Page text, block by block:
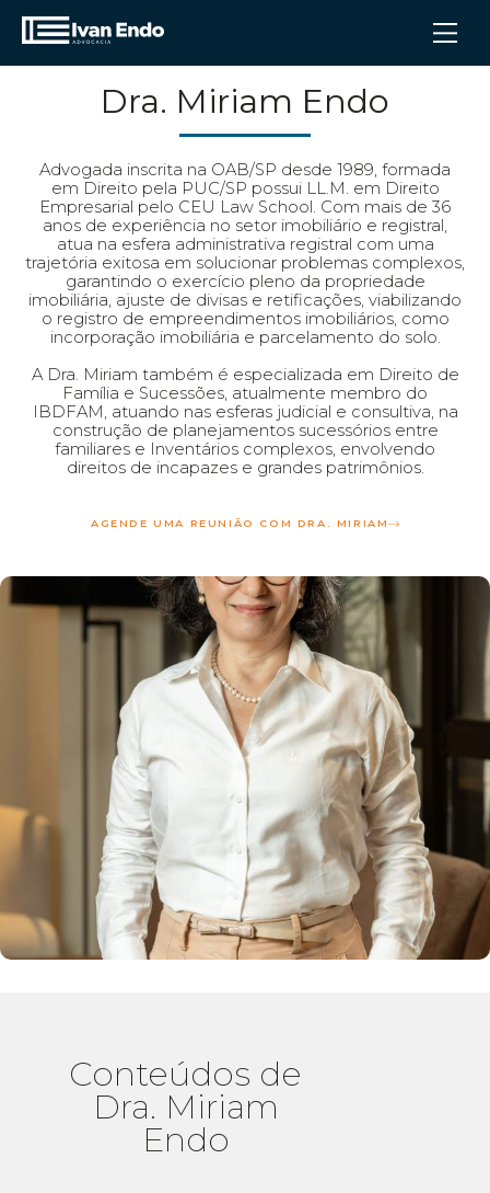
Dra. Miriam Endo
Advogada inscrita na OAB/SP desde 1989, formada
em Direito pela PUC/SP possui LL.M. em Direito
Empresarial pelo CEU Law School. Com mais de 36
anos de experiência no setor imobiliário e registral,
atua na esfera administrativa registral com uma
trajetória exitosa em solucionar problemas complexos,
garantindo o exercício pleno da propriedade
imobiliária, ajuste de divisas e retificações, viabilizando
o registro de empreendimentos imobiliários, como
incorporação imobiliária e parcelamento do solo.
A Dra. Miriam também é especializada em Direito de
Família e Sucessões, atualmente membro do
IBDFAM, atuando nas esferas judicial e consultiva, na
construção de planejamentos sucessórios entre
familiares e Inventários complexos, envolvendo
direitos de incapazes e grandes patrimônios.
AGENDE UMA REUNIÃO COM DRA. MIRIAM
Conteúdos de
Dra. Miriam
Endo​